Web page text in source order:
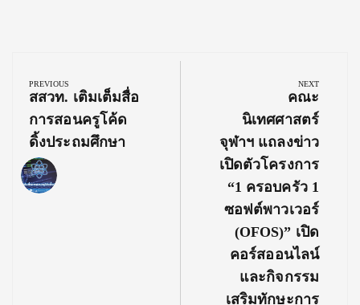
navigation
PREVIOUS
Previous
Post:
สสวท. เติมเต็มสื่อ
การสอนครูโค้ด
ดิ้งประถมศึกษา
NEXT
Next
Post:
คณะ
นิเทศศาสตร์
จุฬาฯ แถลงข่าว
เปิดตัวโครงการ
“1 ครอบครัว 1
ซอฟต์พาวเวอร์
(OFOS)” เปิด
คอร์สออนไลน์
และกิจกรรม
เสริมทักษะการ